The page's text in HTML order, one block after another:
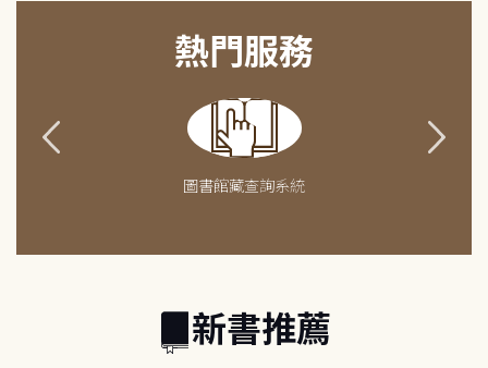
熱門服務
圖書館藏查詢系統
新書推薦